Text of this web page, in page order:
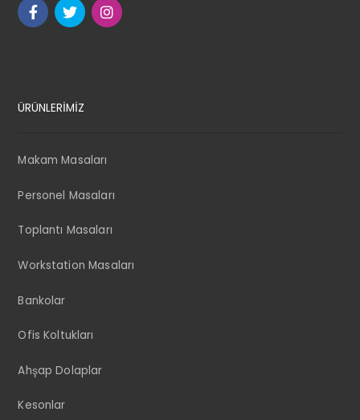
ÜRÜNLERİMİZ
Makam Masaları
Personel Masaları
Toplantı Masaları
Workstation Masaları
Bankolar
Ofis Koltukları
Ahşap Dolaplar
Kesonlar